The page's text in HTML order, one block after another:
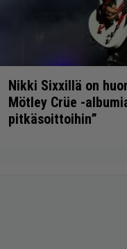
Nikki Sixxillä on
Mötley Crüe -
pitkäsoittoihin”